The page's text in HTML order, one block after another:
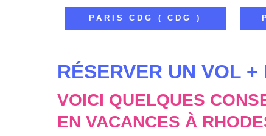
PARIS CDG ( CDG )
RÉSERVER UN VOL
VOICI QUELQUES
EN VACANCES À